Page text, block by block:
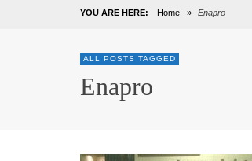
YOU ARE HERE: Home » Enapro
ALL POSTS TAGGED
Enapro